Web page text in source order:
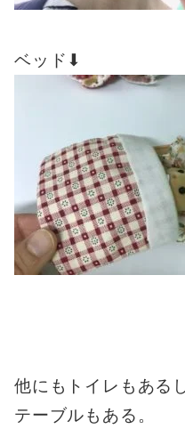
ベッド⬇︎
他にもトイレもあるし
テーブルもある。